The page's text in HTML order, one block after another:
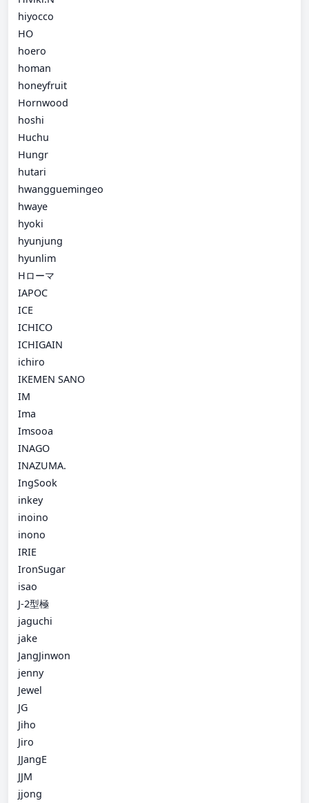
hiyocco
HO
hoero
homan
honeyfruit
Hornwood
hoshi
Huchu
Hungr
hutari
hwangguemingeo
hwaye
hyoki
hyunjung
hyunlim
Hローマ
IAPOC
ICE
ICHICO
ICHIGAIN
ichiro
IKEMEN SANO
IM
Ima
Imsooa
INAGO
INAZUMA.
IngSook
inkey
inoino
inono
IRIE
IronSugar
isao
J-2型極
jaguchi
jake
JangJinwon
jenny
Jewel
JG
Jiho
Jiro
JJangE
JJM
jjong